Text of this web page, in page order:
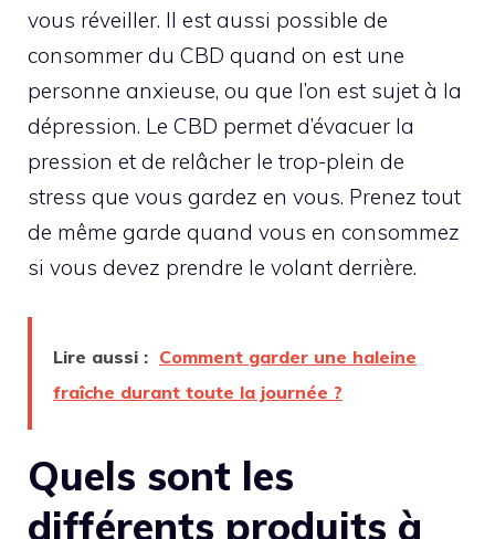
vous réveiller. Il est aussi possible de
consommer du CBD quand on est une
personne anxieuse, ou que l’on est sujet à la
dépression. Le CBD permet d’évacuer la
pression et de relâcher le trop-plein de
stress que vous gardez en vous. Prenez tout
de même garde quand vous en consommez
si vous devez prendre le volant derrière.
Lire aussi : Comment garder une haleine
fraîche durant toute la journée ?
Quels sont les
différents produits à